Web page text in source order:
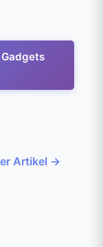
Artikel →